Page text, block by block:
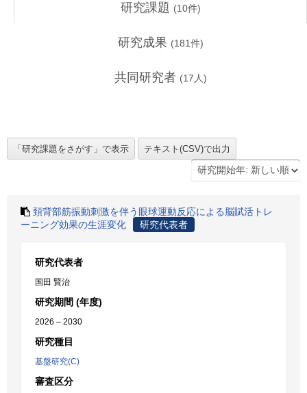
研究課題 (10件)
研究成果 (181件)
共同研究者 (17 人)
頚背部筋振動刺激を伴う眼球運動反応による脳賦活トレ
ーニング効果の生涯変化
研究代表者
研究代表者
国田 賢治
研究期間 (年度)
2026 – 2030
研究種目
基盤研究(C)
審査区分